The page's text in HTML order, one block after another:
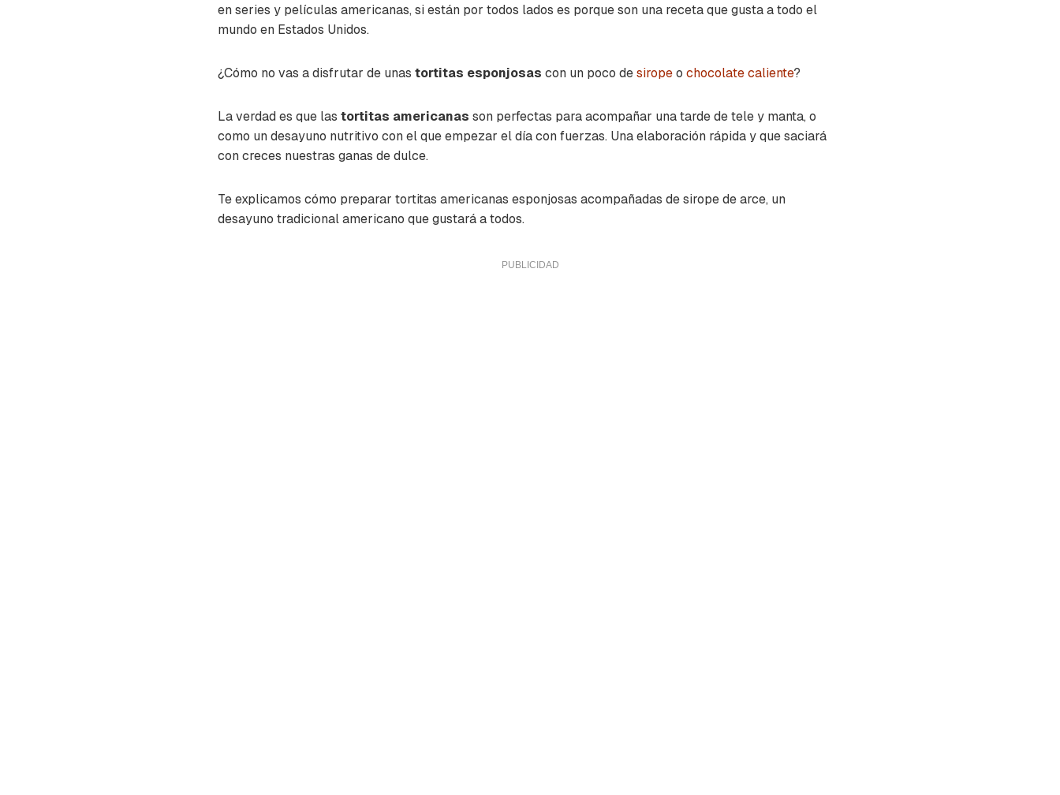
en series y películas americanas, si están por todos lados es porque son una receta que gusta a todo el
mundo en Estados Unidos.
¿Cómo no vas a disfrutar de unas tortitas esponjosas con un poco desiropeo chocolate caliente?
La verdad es que las tortitas americanas son perfectas para acompañar una tarde de tele y manta, o
como un desayuno nutritivo con el que empezar el día con fuerzas. Una elaboración rápida y que saciará
con creces nuestras ganas de dulce.
Te explicamos cómo preparar tortitas americanas esponjosas acompañadas de sirope de arce, un
desayuno tradicional americano que gustará a todos.